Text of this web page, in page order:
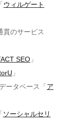
ウィルゲート
貫のサービス
SEO 」
」
ータベース「 ア
ソーシャルセリ